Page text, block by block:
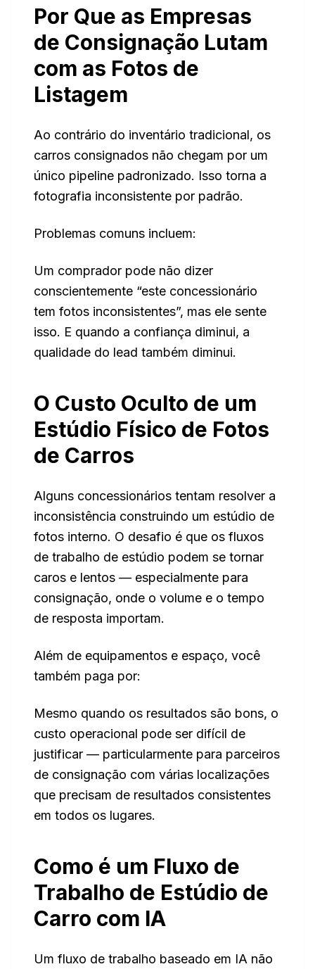
Por Que as Empresas
de Consignação Lutam
com as Fotos de
Listagem
Ao contrário do inventário tradicional, os
carros consignados não chegam por um
único pipeline padronizado. Isso torna a
fotografia inconsistente por padrão.
Problemas comuns incluem:
Um comprador pode não dizer
conscientemente “este concessionário
tem fotos inconsistentes”, mas ele sente
isso. E quando a confiança diminui, a
qualidade do lead também diminui.
O Custo Oculto de um
Estúdio Físico de Fotos
de Carros
Alguns concessionários tentam resolver a
inconsistência construindo um estúdio de
fotos interno. O desafio é que os fluxos
de trabalho de estúdio podem se tornar
caros e lentos — especialmente para
consignação, onde o volume e o tempo
de resposta importam.
Além de equipamentos e espaço, você
também paga por:
Mesmo quando os resultados são bons, o
custo operacional pode ser difícil de
justificar — particularmente para parceiros
de consignação com várias localizações
que precisam de resultados consistentes
em todos os lugares.
Como é um Fluxo de
Trabalho de Estúdio de
Carro com IA
Um fluxo de trabalho baseado em IA não